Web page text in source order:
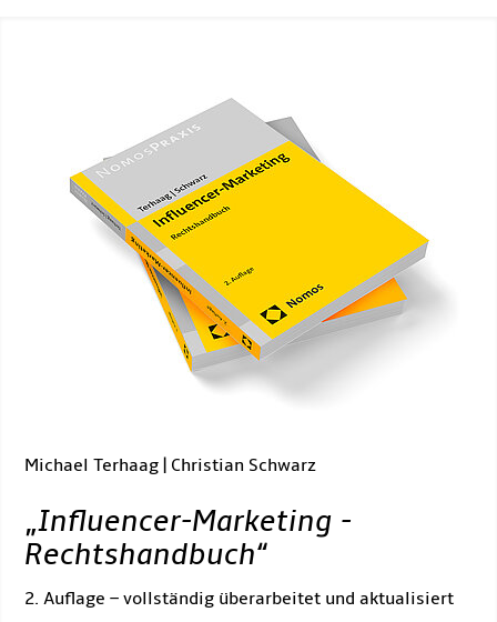
Michael Terhaag | Christian Schwarz
„Influencer-Marketing -
Rechtshandbuch“
2. Auflage – vollständig überarbeitet und aktualisiert